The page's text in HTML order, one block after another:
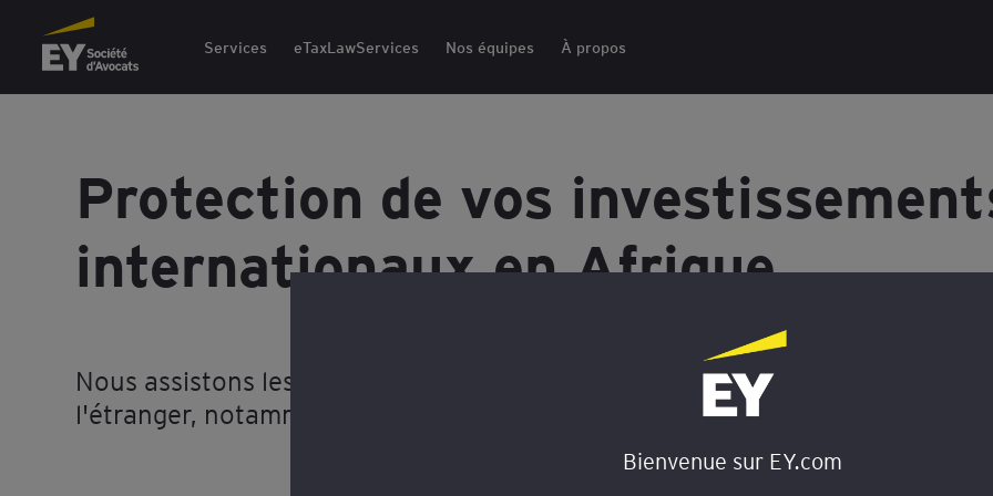
EY Société d'Avocats
Services eTaxLawServices Nos équipes À propos
Protection de vos
internationaux en Afrique
Nous assistons les entreprises françaises afin que leurs investissements à
l'étranger, notamment en Afrique et en Asie
Bienvenue sur EY.com